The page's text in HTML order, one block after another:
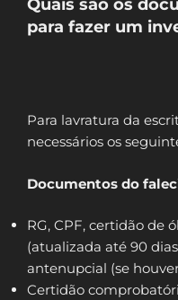
Quais são os
para fazer um
Para lavratura da
necessários os
Documentos do
RG, CPF, certidão de
(atualizada até 90
antenupcial (se
Certidão